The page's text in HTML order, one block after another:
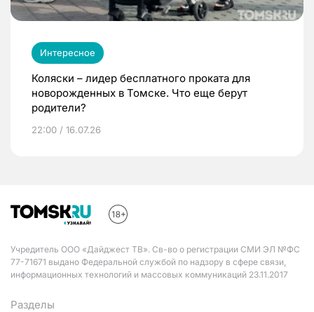
Интересное
Коляски – лидер бесплатного проката для
новорожденных в Томске. Что еще берут
родители?
22:00 / 16.07.26
Учредитель ООО «Дайджест ТВ». Св-во о регистрации СМИ ЭЛ №ФС
77-71671 выдано Федеральной службой по надзору в сфере связи,
информационных технологий и массовых коммуникаций 23.11.2017
Разделы